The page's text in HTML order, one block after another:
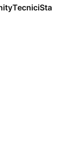
Tecnici